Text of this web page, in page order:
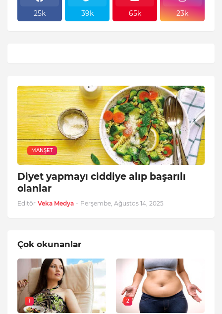
25k 39k 65k 23k
MANŞET
Diyet yapmayı ciddiye alıp başarılı
olanlar
Editör Veka Medya - Perşembe, Ağustos 14, 2025
Çok okunanlar
1 2